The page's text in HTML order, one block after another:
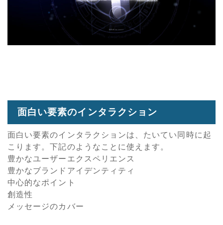
面白い要素のインタラクション
面白い要素のインタラクションは、たいてい同時に起
こります。下記のようなことに使えます。
豊かなユーザーエクスペリエンス
豊かなブランドアイデンティティ
中心的なポイント
創造性
メッセージのカバー